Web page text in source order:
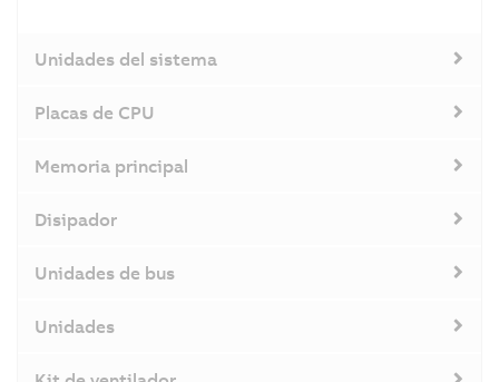
Unidades del sistema
Placas de CPU
Memoria principal
Disipador
Unidades de bus
Unidades